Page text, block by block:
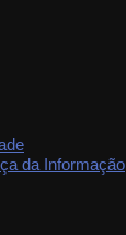
da Informação